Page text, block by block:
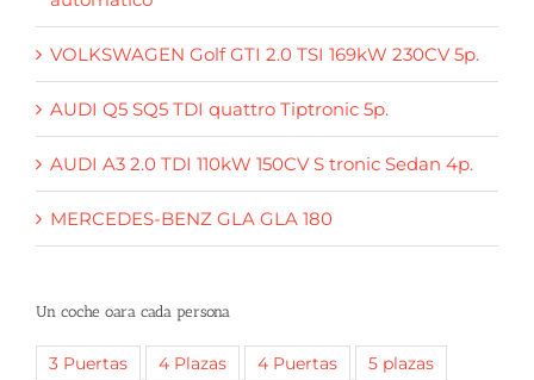
VOLKSWAGEN Golf GTI 2.0 TSI 169kW 230CV 5p.
AUDI Q5 SQ5 TDI quattro Tiptronic 5p.
AUDI A3 2.0 TDI 110kW 150CV S tronic Sedan 4p.
MERCEDES-BENZ GLA GLA 180
Un coche oara cada persona
3 Puertas 4 Plazas 4 Puertas 5 plazas